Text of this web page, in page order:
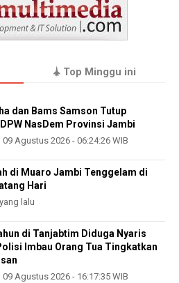
Top Minggu ini
dan Bams Samson Tutup
NasDem Provinsi Jambi
Agustus 2026 - 06:24:26 WIB
di Muaro Jambi Tenggelam di
Hari
lalu
di Tanjabtim Diduga Nyaris
Imbau Orang Tua Tingkatkan
Agustus 2026 - 16:17:35 WIB